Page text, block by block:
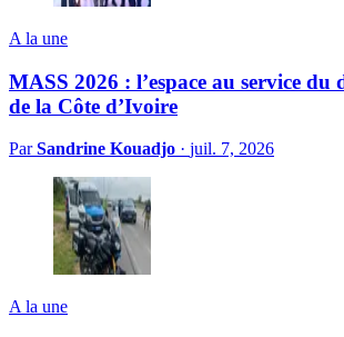
A la une
MASS 2026 : l’espace au service du
de la Côte d’Ivoire
ParSandrine Kouadjo · juil. 7, 2026
A la une